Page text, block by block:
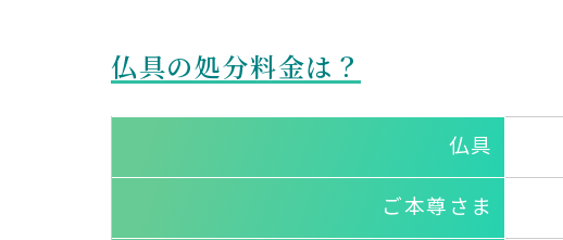
仏具の処分料金は？
仏具
ご本尊さま